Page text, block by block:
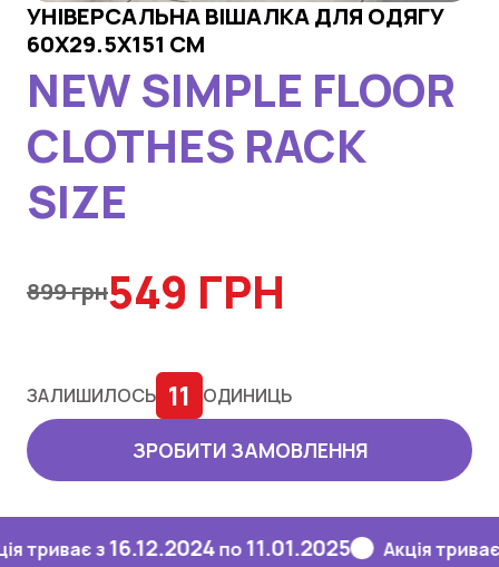
УНІВЕРСАЛЬНА ВІШАЛКА ДЛЯ ОДЯГУ
60X29.5X151 СМ
NEW SIMPLE FLOOR
CLOTHES RACK
SIZE
899 грн549 ГРН
ЗАЛИШИЛОСЬ 11 ОДИНИЦЬ
ЗРОБИТИ ЗАМОВЛЕННЯ
з16.12.2024по11.01.2025 Акція триває з